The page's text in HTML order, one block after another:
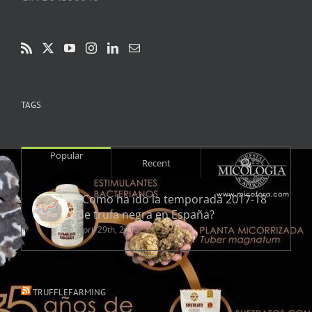
TAGS
Popular
Recent Comments
¿Como ha ido la temporada 2017-18
de trufa negra en España?
April 29th, 2018
TRUFFLEFARMING